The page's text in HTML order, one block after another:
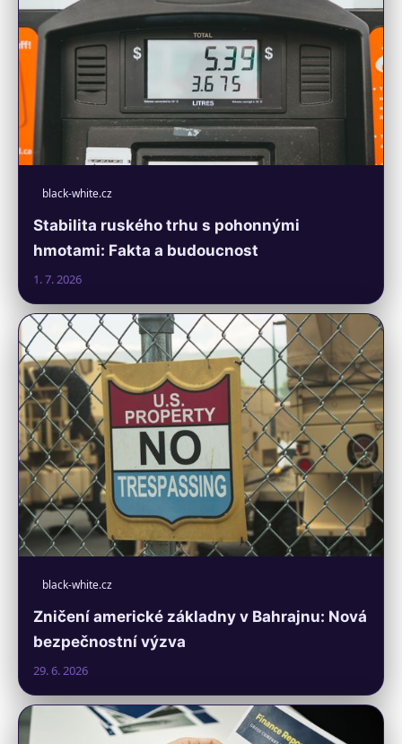
black-white.cz
Stabilita ruského trhu s pohonnými
hmotami: Fakta a budoucnost
1. 7. 2026
black-white.cz
Zničení americké základny v Bahrajnu: Nová
bezpečnostní výzva
29. 6. 2026